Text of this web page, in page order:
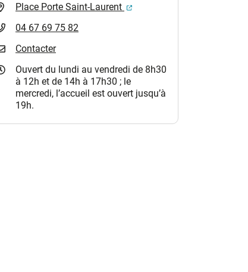
Place Porte Saint-Laurent
(ouverture dans un nouvel
04 67 69 75 82
Contacter
Ouvert du lundi au vendredi de 8h30
à 12h et de 14h à 17h30 ; le
mercredi, l’accueil est ouvert jusqu’à
19h.